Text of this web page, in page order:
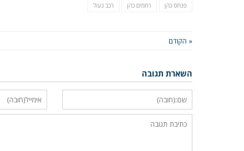
פנחס כהן רחמים כהן רכב נעול
« הקודם
השארת תגובה